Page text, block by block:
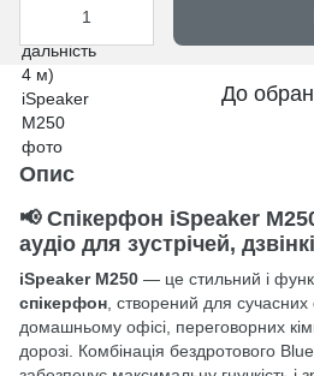
До
Опис
📢 Спікерфон iSpeaker
аудіо для зустрічей,
iSpeaker M250 — це стильний і
спікерфон, створений для сучасних
домашньому офісі, переговорних
дорозі. Комбінація бездротового